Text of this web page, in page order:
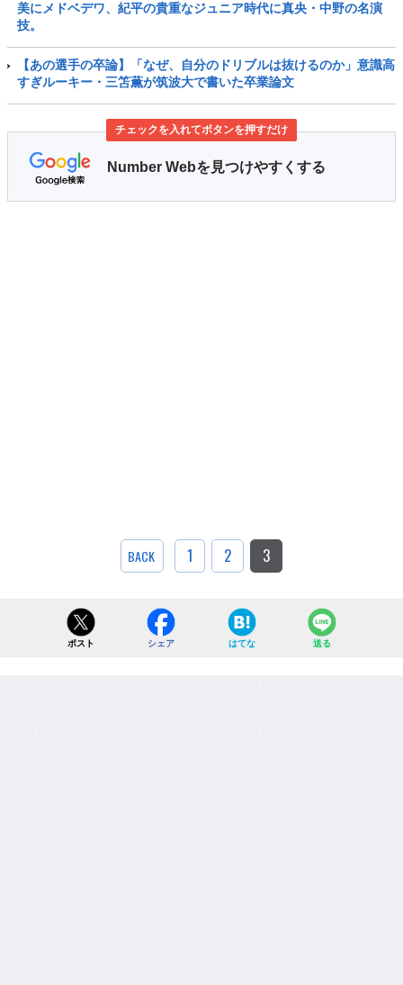
美にメドベデワ、紀平の貴重なジュニア時代に真央・中野の名演
技。
【あの選手の卒論】「なぜ、自分のドリブルは抜けるのか」意識高
すぎルーキー・三笘薫が筑波大で書いた卒業論文
チェックを入れてボタンを押すだけ
Number Webを見つけやすくする
BACK 1 2 3
ポスト シェア はてな 送る